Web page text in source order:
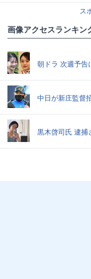
ス
画像アクセスランキン
朝ドラ 次週予告
中日が新庄監督
黒木啓司氏 逮捕